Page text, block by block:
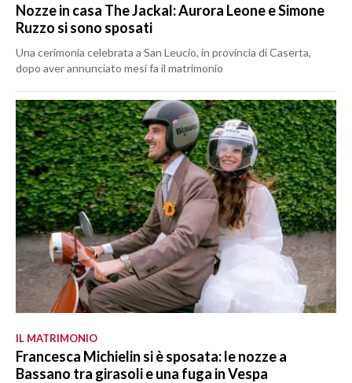
Nozze in casa The Jackal: Aurora Leone e Simone
Ruzzo si sono sposati
Una cerimonia celebrata a San Leucio, in provincia di Caserta,
dopo aver annunciato mesi fa il matrimonio
IL MATRIMONIO
Francesca Michielin si è sposata: le nozze a
Bassano tra girasoli e una fuga in Vespa